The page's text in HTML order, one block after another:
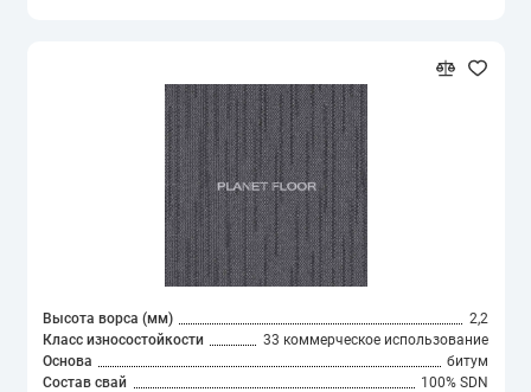
Высота ворса (мм)
2,2
Класс износостойкости
33 коммерческое использование
Основа
битум
Состав свай
100% SDN